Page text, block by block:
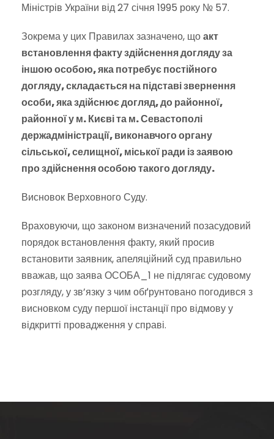
Міністрів України від 27 січня 1995 року № 57.
Зокрема у цих Правилах зазначено, щоакт
встановлення факту здійснення догляду за
іншою особою, яка потребує постійного
догляду, складається на підставі звернення
особи, яка здійснює догляд, до районної,
районної у м. Києві та м. Севастополі
держадміністрації, виконавчого органу
сільської, селищної, міської ради із заявою
про здійснення особою такого догляду.
Висновок Верховного Суду.
Враховуючи, що законом визначений позасудовий
порядок встановлення факту, який просив
встановити заявник, апеляційний суд правильно
вважав, що заява ОСОБА_1 не підлягає судовому
розгляду, у зв’язку з чим обґрунтовано погодився з
висновком суду першої інстанції про відмову у
відкритті провадження у справі.